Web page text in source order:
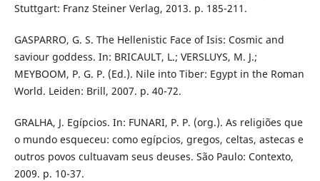
Stuttgart: Franz Steiner Verlag, 2013. p. 185-211.
GASPARRO, G. S. The Hellenistic Face of Isis: Cosmic and
saviour goddess. In: BRICAULT, L.; VERSLUYS, M. J.;
MEYBOOM, P. G. P. (Ed.). Nile into Tiber: Egypt in the Roman
World. Leiden: Brill, 2007. p. 40-72.
GRALHA, J. Egípcios. In: FUNARI, P. P. (org.). As religiões que
o mundo esqueceu: como egípcios, gregos, celtas, astecas e
outros povos cultuavam seus deuses. São Paulo: Contexto,
2009. p. 10-37.